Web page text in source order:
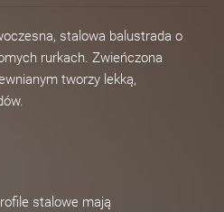
stalowa balustrada o
rurkach. Zwieńczona
tworzy lekką,
stalowe mają